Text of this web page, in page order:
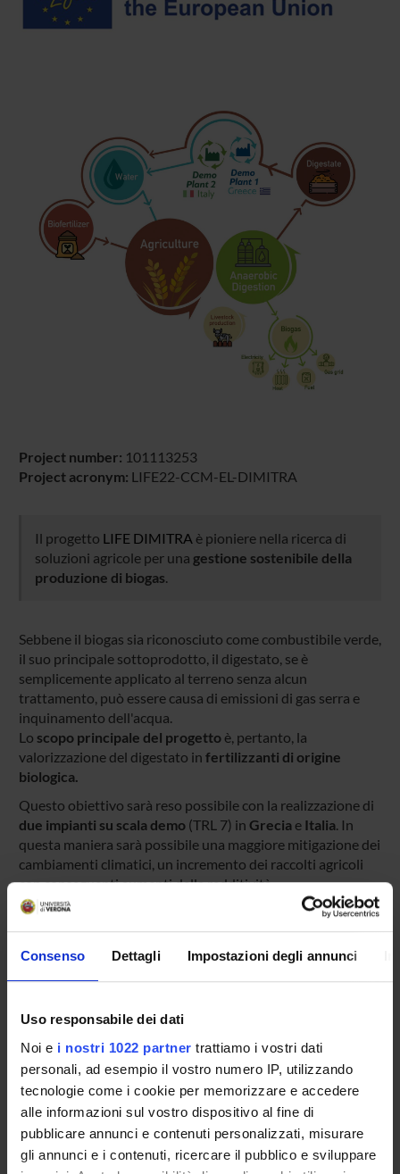
Consenso Dettagli Impostazioni degli annunci
Uso responsabile dei dati
Noi e i nostri 1022 partner trattiamo i vostri dati
personali, ad esempio il vostro numero IP, utilizzando
tecnologie come i cookie per memorizzare e accedere
alle informazioni sul vostro dispositivo al fine di
pubblicare annunci e contenuti personalizzati, misurare
gli annunci e i contenuti, ricercare il pubblico e sviluppare
Project number: 101113253
Project acronym: LIFE22-CCM-EL-DIMITRA
Il progetto LIFE DIMITRA è pioniere nella ricerca di
soluzioni agricole per una gestione sostenibile della
produzione di biogas.
Sebbene il biogas sia riconosciuto come combustibile verde,
il suo principale sottoprodotto, il digestato, se è
semplicemente applicato al terreno senza alcun
trattamento, può essere causa di emissioni di gas serra e
inquinamento dell'acqua.
Lo scopo principale del progettoè, pertanto, la
valorizzazione del digestato in fertilizzanti di origine
biologica.
Questo obiettivo sarà reso possibile con la realizzazione di
due impianti su scala demo(TRL 7) in Greciae Italia. In
questa maniera sarà possibile una maggiore mitigazione dei
cambiamenti climatici, un incremento dei raccolti agricoli
con conseguenti aumenti della redditività.
Il progetto, inoltre, promuove lo scambio di conoscenze tra
gli stakeholders attraverso la diffusione di piani dettagliati
per il business, la replica e la trasferibilità degli impianti e di